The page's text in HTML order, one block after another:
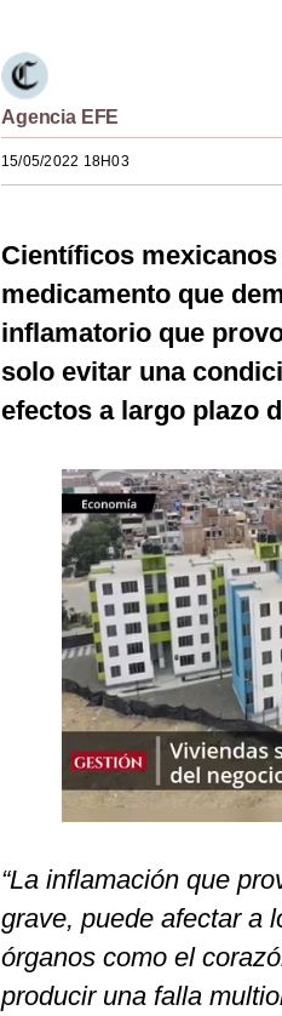
Agencia EFE
15/05/2022 18H03
Científicos
medicamento que
inflamatorio que
solo evitar una
efectos a largo plazo
“La inflamación que
grave, puede afectar a
órganos como el
producir una falla